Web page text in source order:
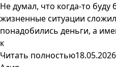
Не думал, что когда-то
жизненные ситуации
понадобились деньги, а
к
Читать полностью18.05.2026